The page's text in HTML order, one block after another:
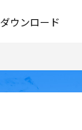
ダウンロード